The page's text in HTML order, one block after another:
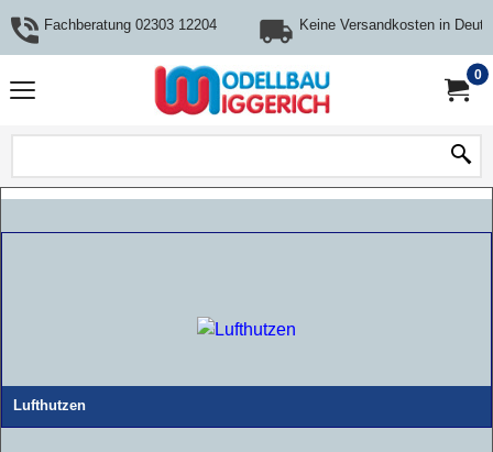
Fachberatung 02303 12204 Keine Versandkosten in
0
Lufthutzen
Lufteinlass für Elektromodelle